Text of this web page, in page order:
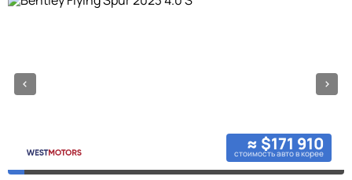
≈ $171 910
стоимость авто в корее